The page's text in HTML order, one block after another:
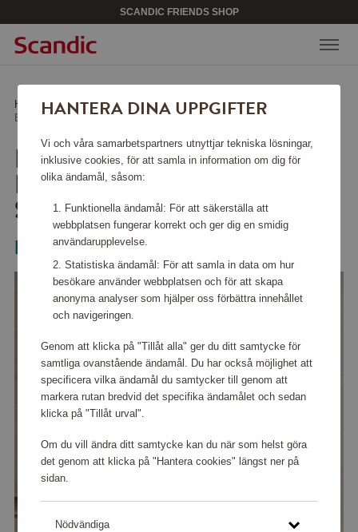
SCANDIC FRIENDS SHOP
Hem /Hem & design / Textilier/
Badlakan Helle Frotté 90x150 cm Sand
BADLAKAN HELLE
FROTTÉ 90X150 CM
SAND
Borganäs of Sweden
HANTERA DINA UPPGIFTER
Vi och våra samarbetspartners utnyttjar tekniska lösningar,
inklusive cookies, för att samla in information om dig för
olika ändamål, såsom:
Funktionella ändamål: För att säkerställa att
webbplatsen fungerar korrekt och ger dig en smidig
användarupplevelse.
Statistiska ändamål: För att samla in data om hur
besökare använder webbplatsen och för att skapa
anonyma analyser som hjälper oss förbättra innehållet
och navigeringen.
Genom att klicka på "Tillåt alla" ger du ditt samtycke för
samtliga ovanstående ändamål. Du har också möjlighet att
specificera vilka ändamål du samtycker till genom att
markera rutan bredvid det specifika ändamålet och sedan
klicka på "Tillåt urval".
Om du vill ändra ditt samtycke kan du när som helst göra
det genom att klicka på "Hantera cookies" längst ner på
sidan.
Nödvändiga